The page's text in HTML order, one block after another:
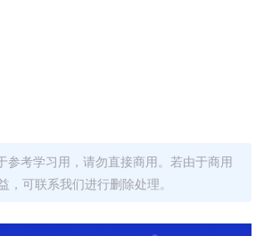
考学习用，请勿直接商用。若由于商用
可联系我们进行删除处理。